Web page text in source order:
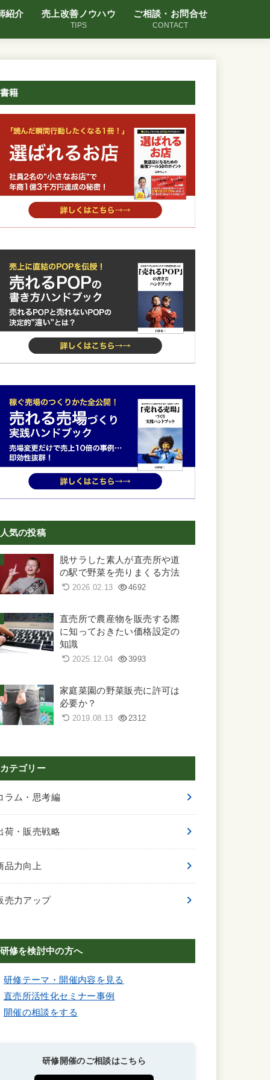
紹介 売上改善ノウハウ
TIPS
ご相談・お問合せ
CONTACT
書籍
人気の投稿
脱サラした素人が直売所や道
の駅で野菜を売りまくる方法
2026.02.13 4692
直売所で農産物を販売する際
に知っておきたい価格設定の
知識
2025.12.04 3993
家庭菜園の野菜販売に許可は
必要か？
2019.08.13 2312
カテゴリー
ラム・思考編
荷・販売戦略
品力向上
売力アップ
研修を検討中の方へ
研修テーマ・開催内容を見る
直売所活性化セミナー事例
開催の相談をする
研修開催のご相談はこちら